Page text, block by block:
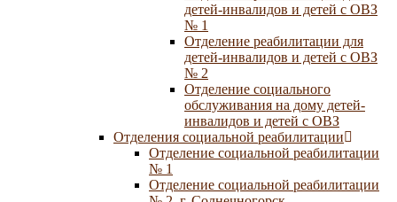
детей-инвалидов и детей с ОВЗ
№ 1
Отделение реабилитации для
детей-инвалидов и детей с ОВЗ
№ 2
Отделение социального
обслуживания на дому детей-
инвалидов и детей с ОВЗ
Отделения социальной реабилитации
Отделение социальной реабилитации
№ 1
Отделение социальной реабилитации